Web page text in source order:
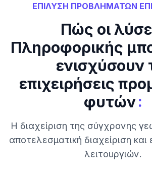
ΕΠΙΛΥΣΗ ΠΡΟΒΛΗΜΑΤΩΝ
Πώς οι
Πληροφορικής
ενισχύσουν
επιχειρήσεις
φυτών:
Η διαχείριση της σύγχρονης
αποτελεσματική διαχείριση
λειτουργιών.